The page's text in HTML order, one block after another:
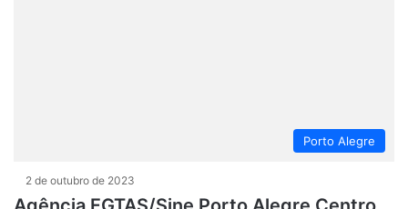
Porto Alegre
2 de outubro de 2023